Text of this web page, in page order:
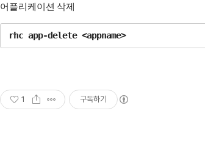
어플리케이션 삭제
rhc app-delete <appname>
1 구독하기